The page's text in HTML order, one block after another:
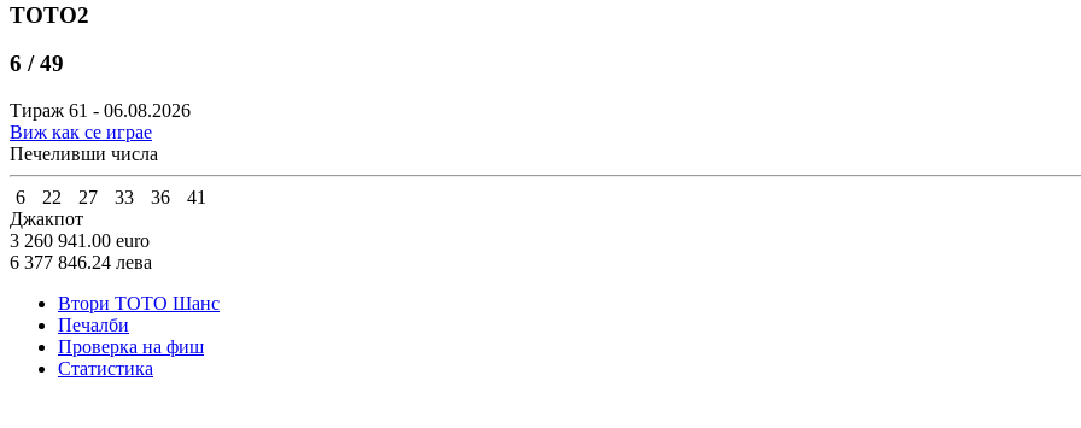
ТОТО2
6 / 49
Тираж 61 - 06.08.2026
Виж как се играе
Печеливши числа
6 22 27 33 36
41
Джакпот
3 260 941.00 euro
6 377 846.24 лева
Втори ТОТО Шанс
Печалби
Проверка на фиш
Статистика